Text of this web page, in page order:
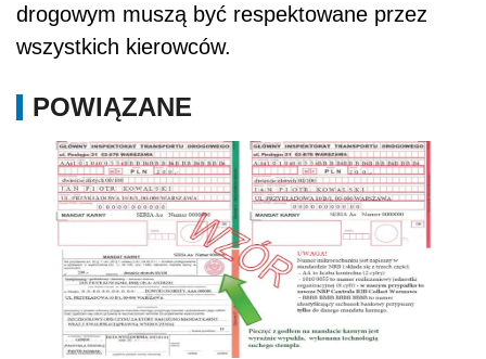
drogowym muszą być respektowane przez
wszystkich kierowców.
POWIĄZANE